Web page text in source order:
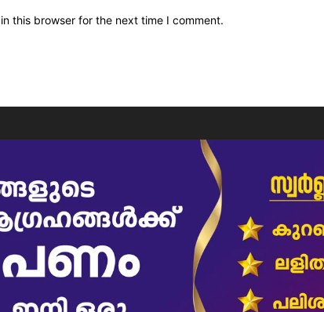
this browser for the next time I comment.